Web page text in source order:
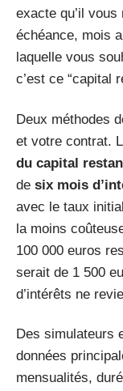
exacte qu’il
échéance, mois
laquelle vous
c’est ce “capital
Deux méthodes
et votre contrat.
du capital
de six mois
avec le taux
la moins
100 000 euros
serait de 1 500
d’intérêts ne
Des simulateurs
données
mensualités,